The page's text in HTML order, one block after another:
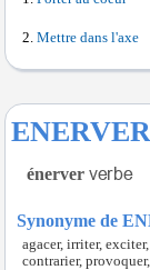
Mettre dans l'axe
ENERVER
énerver
Synonyme de
agacer, irriter,
contrarier,